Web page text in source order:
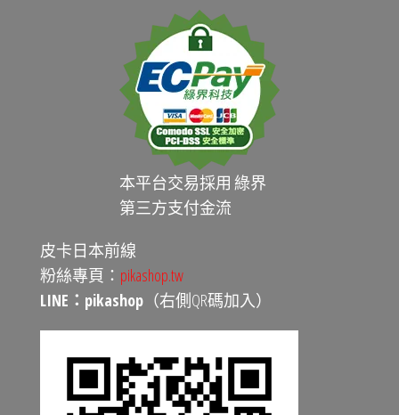
本平台交易採用 綠界
第三方支付金流
皮卡日本前線
粉絲專頁： pikashop.tw
LINE：pikashop （右側QR碼加入）